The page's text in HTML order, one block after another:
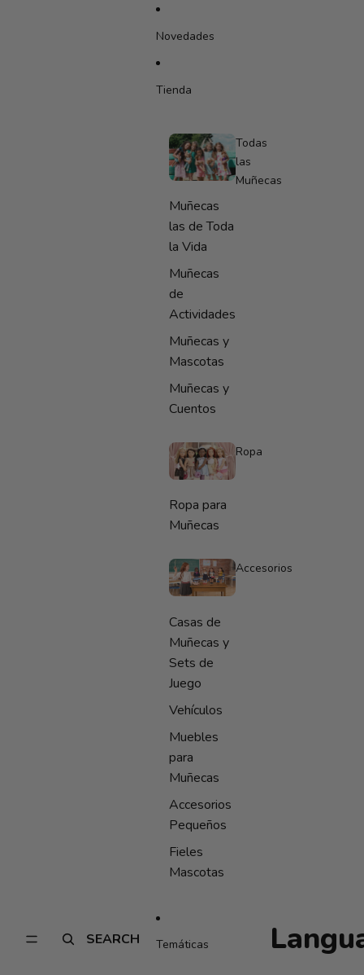
SEARCH
Novedades
Tienda
Todas
las
Muñecas
Muñecas
las de Toda
la Vida
Muñecas
de
Actividades
Muñecas y
Mascotas
Muñecas y
Cuentos
Ropa
Ropa para
Muñecas
Accesorios
Casas de
Muñecas y
Sets de
Juego
Vehículos
Muebles
para
Muñecas
Accesorios
Pequeños
Fieles
Mascotas
Temáticas